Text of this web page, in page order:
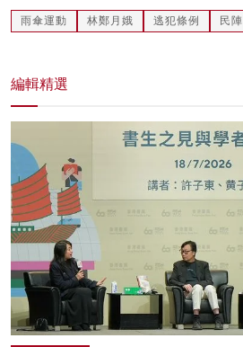
雨傘運動 林鄭月娥 逃犯條例 民陣
編輯精選